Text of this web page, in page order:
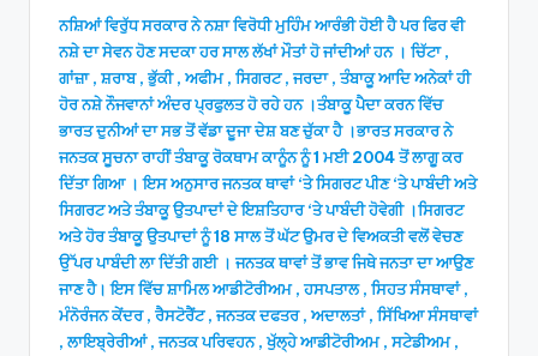
ਨਸ਼ਿਆਂ ਵਿਰੁੱਧ ਸਰਕਾਰ ਨੇ ਨਸ਼ਾ ਵਿਰੋਧੀ ਮੁਹਿੰਮ ਆਰੰਭੀ ਹੋਈ ਹੈ ਪਰ ਫਿਰ ਵੀ
ਨਸ਼ੇ ਦਾ ਸੇਵਨ ਹੋਣ ਸਦਕਾ ਹਰ ਸਾਲ ਲੱਖਾਂ ਮੌਤਾਂ ਹੋ ਜਾਂਦੀਆਂ ਹਨ । ਚਿੱਟਾ ,
ਗਾਂਜ਼ਾ , ਸ਼ਰਾਬ , ਭੁੱਕੀ , ਅਫੀਮ , ਸਿਗਰਟ , ਜਰਦਾ , ਤੰਬਾਕੂ ਆਦਿ ਅਨੇਕਾਂ ਹੀ
ਹੋਰ ਨਸ਼ੇ ਨੌਜਵਾਨਾਂ ਅੰਦਰ ਪ੍ਰਫੁਲਤ ਹੋ ਰਹੇ ਹਨ ।ਤੰਬਾਕੂ ਪੈਦਾ ਕਰਨ ਵਿੱਚ
ਭਾਰਤ ਦੁਨੀਆਂ ਦਾ ਸਭ ਤੋਂ ਵੱਡਾ ਦੂਜਾ ਦੇਸ਼ ਬਣ ਚੁੱਕਾ ਹੈ ।ਭਾਰਤ ਸਰਕਾਰ ਨੇ
ਜਨਤਕ ਸੂਚਨਾ ਰਾਹੀਂ ਤੰਬਾਕੂ ਰੋਕਥਾਮ ਕਾਨੂੰਨ ਨੂੰ 1 ਮਈ 2004 ਤੋਂ ਲਾਗੂ ਕਰ
ਦਿੱਤਾ ਗਿਆ । ਇਸ ਅਨੁਸਾਰ ਜਨਤਕ ਥਾਵਾਂ ‘ਤੇ ਸਿਗਰਟ ਪੀਣ ‘ਤੇ ਪਾਬੰਦੀ ਅਤੇ
ਸਿਗਰਟ ਅਤੇ ਤੰਬਾਕੂ ਉਤਪਾਦਾਂ ਦੇ ਇਸ਼ਤਿਹਾਰ ‘ਤੇ ਪਾਬੰਦੀ ਹੋਵੇਗੀ ।ਸਿਗਰਟ
ਅਤੇ ਹੋਰ ਤੰਬਾਕੂ ਉਤਪਾਦਾਂ ਨੂੰ 18 ਸਾਲ ਤੋਂ ਘੱਟ ਉਮਰ ਦੇ ਵਿਅਕਤੀ ਵਲੋਂ ਵੇਚਣ
ਉੱਪਰ ਪਾਬੰਦੀ ਲਾ ਦਿੱਤੀ ਗਈ । ਜਨਤਕ ਥਾਵਾਂ ਤੋਂ ਭਾਵ ਜਿਥੇ ਜਨਤਾ ਦਾ ਆਉਣ
ਜਾਣ ਹੈ। ਇਸ ਵਿੱਚ ਸ਼ਾਮਿਲ ਆਡੀਟੋਰੀਅਮ , ਹਸਪਤਾਲ , ਸਿਹਤ ਸੰਸਥਾਵਾਂ ,
ਮੰਨੋਰੰਜਨ ਕੇਂਦਰ , ਰੈਸਟੋਰੈਂਟ , ਜਨਤਕ ਦਫਤਰ , ਅਦਾਲਤਾਂ , ਸਿੱਖਿਆ ਸੰਸਥਾਵਾਂ
, ਲਾਇਬ੍ਰੇਰੀਆਂ , ਜਨਤਕ ਪਰਿਵਹਨ , ਖੁੱਲ੍ਹੇ ਆਡੀਟੋਰੀਅਮ , ਸਟੇਡੀਅਮ ,